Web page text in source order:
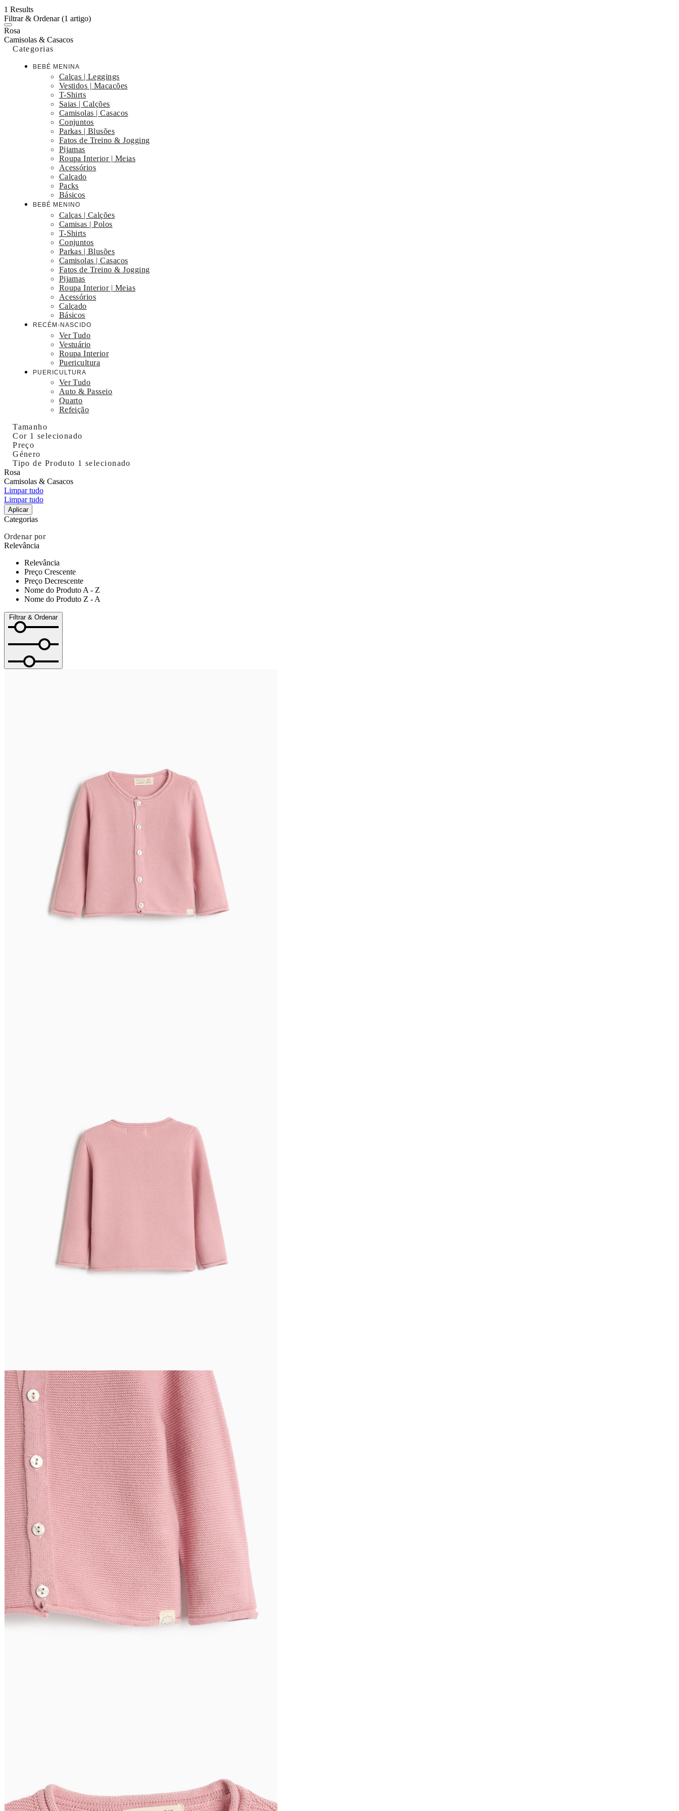
1 Results
Filtrar & Ordenar(1 artigo)
Rosa
Camisolas & Casacos
Categorias
BEBÉ MENINA
Calças | Leggings
Vestidos | Macacões
T-Shirts
Saias | Calções
Camisolas | Casacos
Conjuntos
Parkas | Blusões
Fatos de Treino & Jogging
Pijamas
Roupa Interior | Meias
Acessórios
Calçado
Packs
Básicos
BEBÉ MENINO
Calças | Calções
Camisas | Polos
T-Shirts
Conjuntos
Parkas | Blusões
Camisolas | Casacos
Fatos de Treino & Jogging
Pijamas
Roupa Interior | Meias
Acessórios
Calçado
Básicos
RECÉM-NASCIDO
Ver Tudo
Vestuário
Roupa Interior
Puericultura
PUERICULTURA
Ver Tudo
Auto & Passeio
Quarto
Refeição
Tamanho
Cor 1 selecionado
Preço
Género
Tipo de Produto 1 selecionado
Rosa
Camisolas & Casacos
Limpar tudo
Limpar tudo
Aplicar
Categorias
Ordenar por
Relevância
Relevância
Preço Crescente
Preço Decrescente
Nome do Produto A - Z
Nome do Produto Z - A
Filtrar & Ordenar